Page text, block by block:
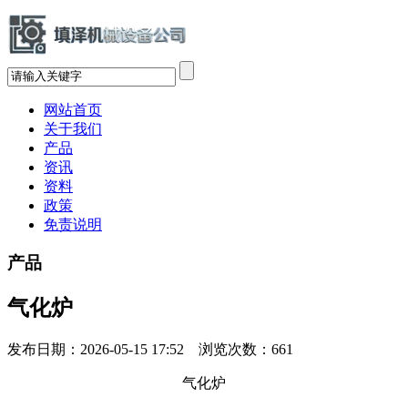
网站首页
关于我们
产品
资讯
资料
政策
免责说明
产品
气化炉
发布日期：2026-05-15 17:52 浏览次数： 661
气化炉